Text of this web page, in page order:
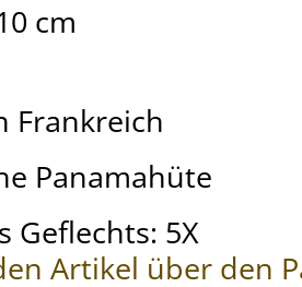
cm
Frankreich
Panamahüte
Geflechts: 5X
Artikel über den